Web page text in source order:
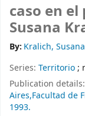
caso en
Susana
By: Kralich, Susana
Series: Territorio;
Publication details:
Aires,Facultad de
1993.